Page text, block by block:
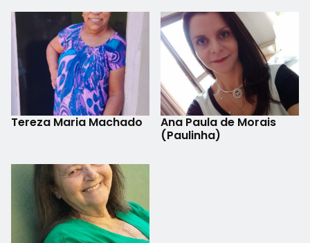
Tereza Maria Machado
Ana Paula de Morais
(Paulinha)